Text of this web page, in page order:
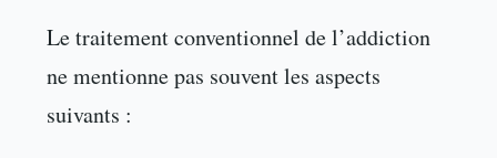
Le traitement conventionnel de l’addiction
ne mentionne pas souvent les aspects
suivants :